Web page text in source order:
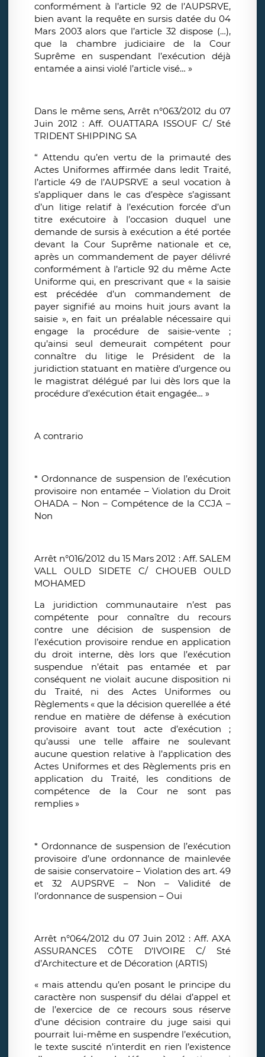
conformément à l’article 92 de l’AUPSRVE,
bien avant la requête en sursis datée du 04
Mars 2003 alors que l’article 32 dispose (…),
que la chambre judiciaire de la Cour
Suprême en suspendant l’exécution déjà
entamée a ainsi violé l’article visé… »
Dans le même sens, Arrêt n°063/2012 du 07
Juin 2012 : Aff. OUATTARA ISSOUF C/ Sté
TRIDENT SHIPPING SA
“ Attendu qu’en vertu de la primauté des
Actes Uniformes affirmée dans ledit Traité,
l’article 49 de l’AUPSRVE a seul vocation à
s’appliquer dans le cas d’espèce s’agissant
d’un litige relatif à l’exécution forcée d’un
titre exécutoire à l’occasion duquel une
demande de sursis à exécution a été portée
devant la Cour Suprême nationale et ce,
après un commandement de payer délivré
conformément à l’article 92 du même Acte
Uniforme qui, en prescrivant que « la saisie
est précédée d’un commandement de
payer signifié au moins huit jours avant la
saisie », en fait un préalable nécessaire qui
engage la procédure de saisie-vente ;
qu’ainsi seul demeurait compétent pour
connaître du litige le Président de la
juridiction statuant en matière d’urgence ou
le magistrat délégué par lui dès lors que la
procédure d’exécution était engagée… »
A contrario
* Ordonnance de suspension de l’exécution
provisoire non entamée – Violation du Droit
OHADA – Non – Compétence de la CCJA –
Non
Arrêt n°016/2012 du 15 Mars 2012 : Aff. SALEM
VALL OULD SIDETE C/ CHOUEB OULD
MOHAMED
La juridiction communautaire n’est pas
compétente pour connaître du recours
contre une décision de suspension de
l’exécution provisoire rendue en application
du droit interne, dès lors que l’exécution
suspendue n’était pas entamée et par
conséquent ne violait aucune disposition ni
du Traité, ni des Actes Uniformes ou
Règlements « que la décision querellée a été
rendue en matière de défense à exécution
provisoire avant tout acte d’exécution ;
qu’aussi une telle affaire ne soulevant
aucune question relative à l’application des
Actes Uniformes et des Règlements pris en
application du Traité, les conditions de
compétence de la Cour ne sont pas
remplies »
* Ordonnance de suspension de l’exécution
provisoire d’une ordonnance de mainlevée
de saisie conservatoire – Violation des art. 49
et 32 AUPSRVE – Non – Validité de
l’ordonnance de suspension – Oui
Arrêt n°064/2012 du 07 Juin 2012 : Aff. AXA
ASSURANCES CÔTE D’IVOIRE C/ Sté
d’Architecture et de Décoration (ARTIS)
« mais attendu qu’en posant le principe du
caractère non suspensif du délai d’appel et
de l’exercice de ce recours sous réserve
d’une décision contraire du juge saisi qui
pourrait lui-même en suspendre l’exécution,
le texte suscité n’interdit en rien l’existence